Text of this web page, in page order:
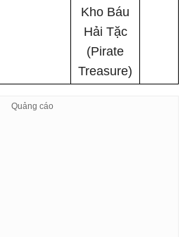
Kho Báu
Hải Tặc
(Pirate
Treasure)